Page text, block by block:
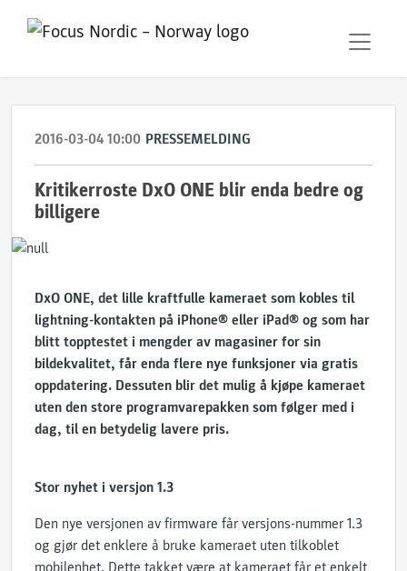
2016-03-04 10:00 PRESSEMELDING
Kritikerroste DxO ONE blir enda bedre og
billigere
DxO ONE, det lille kraftfulle kameraet som kobles til
lightning-kontakten på iPhone® eller iPad® og som har
blitt topptestet i mengder av magasiner for sin
bildekvalitet, får enda flere nye funksjoner via gratis
oppdatering. Dessuten blir det mulig å kjøpe kameraet
uten den store programvarepakken som følger med i
dag, til en betydelig lavere pris.
Stor nyhet i versjon 1.3
Den nye versjonen av firmware får versjons-nummer 1.3
og gjør det enklere å bruke kameraet uten tilkoblet
mobilenhet. Dette takket være at kameraet får et enkelt